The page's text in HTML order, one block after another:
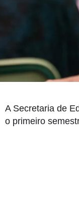
A Secretaria de
o primeiro